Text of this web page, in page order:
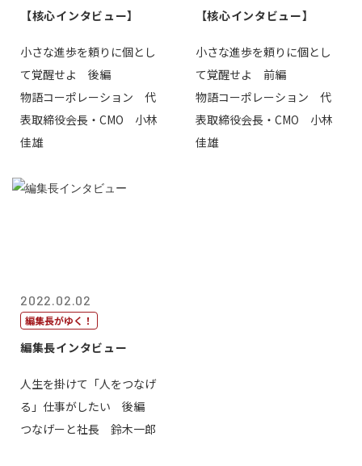
【核心インタビュー】
小さな進歩を頼りに個とし
て覚醒せよ 後編
物語コーポレーション 代
表取締役会長・CMO 小林
佳雄
【核心インタビュー】
小さな進歩を頼りに個とし
て覚醒せよ 前編
物語コーポレーション 代
表取締役会長・CMO 小林
佳雄
2022.02.02
編集長がゆく！
編集長インタビュー
人生を掛けて「人をつなげ
る」仕事がしたい 後編
つなげーと社長 鈴木一郎